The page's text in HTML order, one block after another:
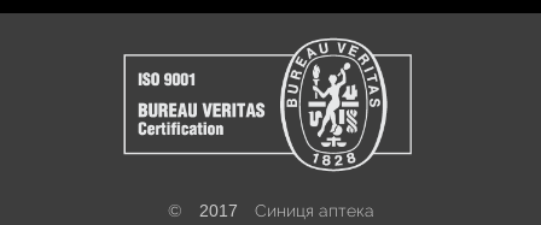
© 2017 Синиця аптека